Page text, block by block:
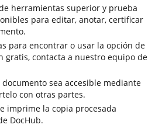
herramientas superior y prueba
para editar, anotar, certificar
para encontrar o usar la opción de
gratis, contacta a nuestro equipo de
sea accesible mediante
con otras partes.
imprime la copia procesada
DocHub.